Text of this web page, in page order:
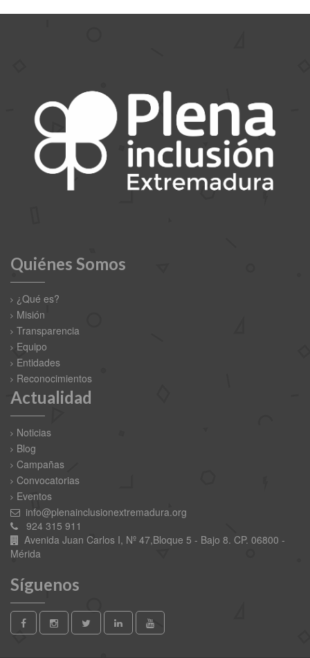
Quiénes Somos
¿Qué es?
Misión
Transparencia
Equipo
Entidades
Reconocimientos
Actualidad
Noticias
Blog
Campañas
Convocatorias
Eventos
info@plenainclusionextremadura.org
924 315 911
Avenida Juan Carlos I, Nº 47,Bloque 5 - Bajo 8. CP. 06800 -
Mérida
Síguenos